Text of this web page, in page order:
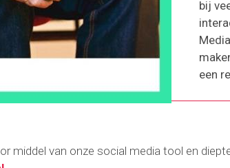
bij
een
middel van onze social media tool en